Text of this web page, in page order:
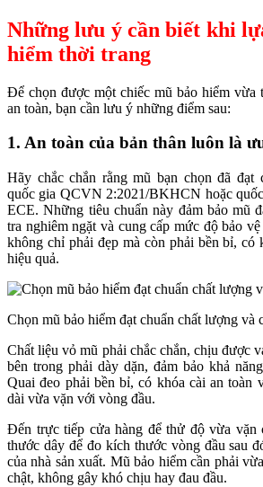
Những lưu ý cần biết khi
hiểm thời trang
Để chọn được một chiếc mũ bảo hiểm vừa
an toàn, bạn cần lưu ý những điểm sau:
1. An toàn của bản thân luôn là
Hãy chắc chắn rằng mũ bạn chọn đã đạt
quốc gia QCVN 2:2021/BKHCN hoặc
ECE. Những tiêu chuẩn này đảm bảo mũ
tra nghiêm ngặt và cung cấp mức độ bảo
không chỉ phải đẹp mà còn phải bền bỉ, có
hiệu quả.
Chọn mũ bảo hiểm đạt chuẩn chất lượng và
Chất liệu vỏ mũ phải chắc chắn, chịu được
bên trong phải dày dặn, đảm bảo khả
Quai đeo phải bền bỉ, có khóa cài an toàn
dài vừa vặn với vòng đầu.
Đến trực tiếp cửa hàng để thử độ vừa vặn
thước dây để đo kích thước vòng đầu sau
của nhà sản xuất. Mũ bảo hiểm cần phải
chật, không gây khó chịu hay đau đầu.